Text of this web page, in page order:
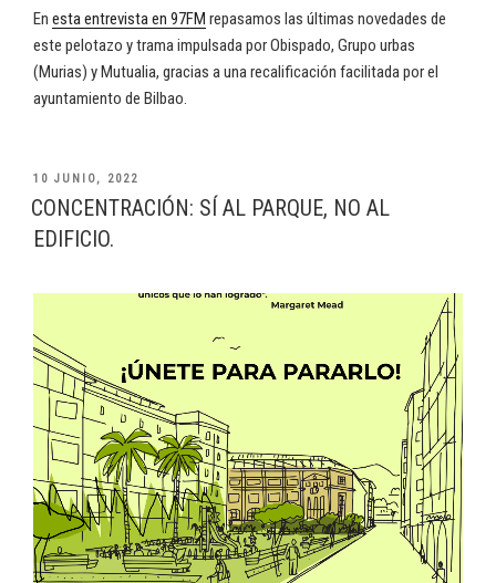
En esta entrevista en 97FM repasamos las últimas novedades de
este pelotazo y trama impulsada por Obispado, Grupo urbas
(Murias) y Mutualia, gracias a una recalificación facilitada por el
ayuntamiento de Bilbao.
PUBLICADO
EL
10 JUNIO, 2022
CONCENTRACIÓN: SÍ AL PARQUE, NO AL
EDIFICIO.